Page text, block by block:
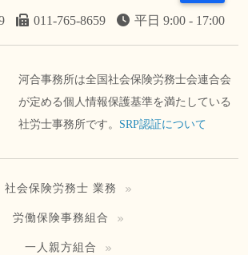
011-765-8659 平日 9:00 - 17:00
河合事務所は全国社会保険労務士会連合会
が定める個人情報保護基準を満たしている
社労士事務所です。 SRP認証について
社会保険労務士 業務
労働保険事務組合
一人親方組合